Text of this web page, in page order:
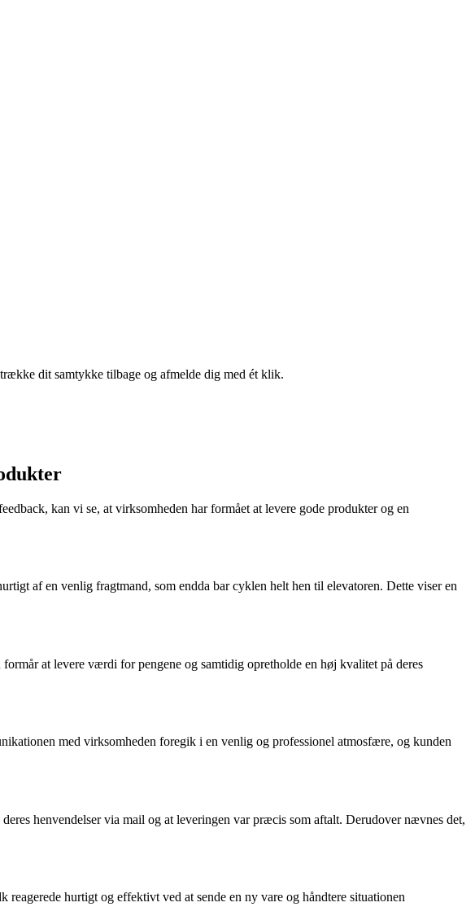
dit samtykke tilbage og afmelde dig med ét klik.
kan vi se, at virksomheden har formået at levere gode produkter og en
af en venlig fragtmand, som endda bar cyklen helt hen til elevatoren. Dette viser en
at levere værdi for pengene og samtidig opretholde en høj kvalitet på deres
med virksomheden foregik i en venlig og professionel atmosfære, og kunden
henvendelser via mail og at leveringen var præcis som aftalt. Derudover nævnes det,
hurtigt og effektivt ved at sende en ny vare og håndtere situationen